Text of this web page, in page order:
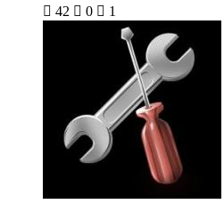
 42  0  1